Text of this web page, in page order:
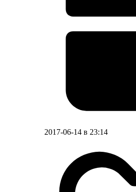
2017-06-14 в 23:14